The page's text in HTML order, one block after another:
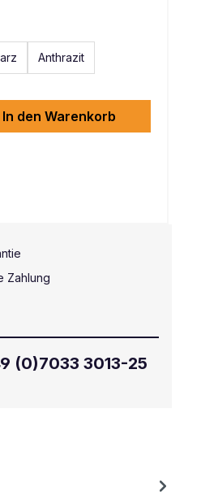
Anthrazit
In den Warenkorb
Zahlung
(0)7033 3013-25